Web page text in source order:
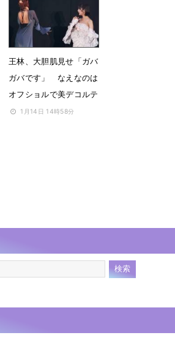
1月14日 21時48分
王林、大胆肌見せ「ガバ
ガバです」 なえなのは
オフショルで美デコルテ
1月14日 14時58分